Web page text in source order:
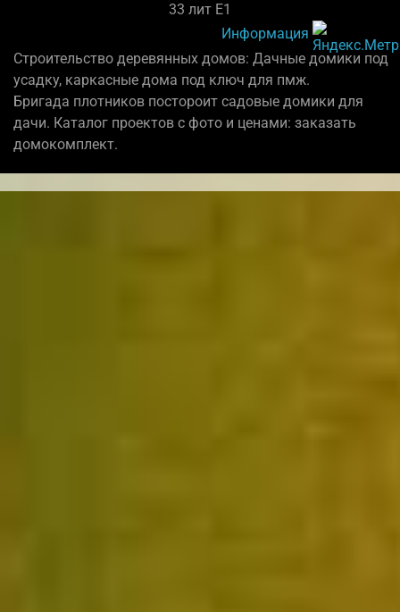
33 лит Е1
Информация
Строительство деревянных домов: Дачные домики под
усадку, каркасные дома под ключ для пмж.
Бригада плотников постороит садовые домики для
дачи. Каталог проектов с фото и ценами: заказать
домокомплект.